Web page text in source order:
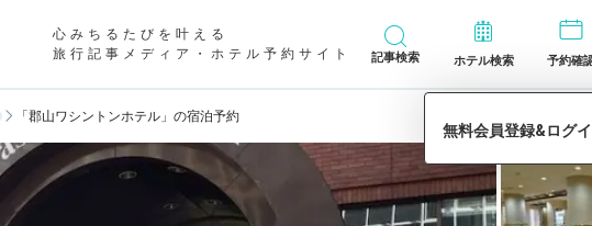
心みちるたびを叶える
旅行記事メディア・ホテル予約サイト
記事検索 ホテル検索 予約確
「郡山ワシントンホテル」の宿泊予約